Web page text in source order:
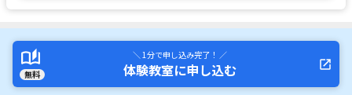
無料
＼ 1分で申し込み完了！ ／
体験教室に申し込む